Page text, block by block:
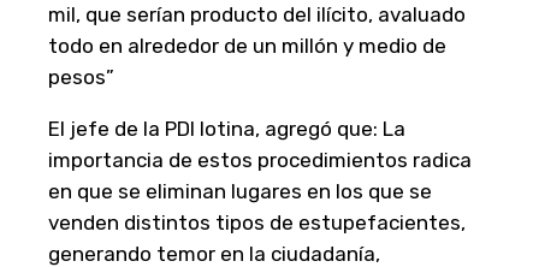
mil, que serían producto del ilícito, avaluado
todo en alrededor de un millón y medio de
pesos”
El jefe de la PDI lotina, agregó que: La
importancia de estos procedimientos radica
en que se eliminan lugares en los que se
venden distintos tipos de estupefacientes,
generando temor en la ciudadanía,